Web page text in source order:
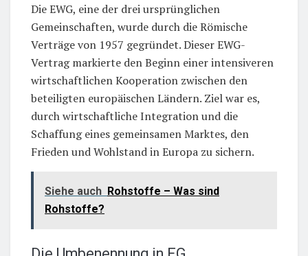
Die EWG, eine der drei ursprünglichen
Gemeinschaften, wurde durch die Römische
Verträge von 1957 gegründet. Dieser EWG-
Vertrag markierte den Beginn einer intensiveren
wirtschaftlichen Kooperation zwischen den
beteiligten europäischen Ländern. Ziel war es,
durch wirtschaftliche Integration und die
Schaffung eines gemeinsamen Marktes, den
Frieden und Wohlstand in Europa zu sichern.
Siehe auch Rohstoffe – Was sind
Rohstoffe?